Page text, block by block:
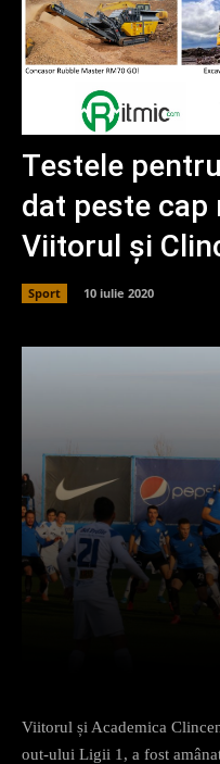
Testele
dat peste
Viitorul și
Sport 10 iulie 2020
Viitorul și Academica
out-ului Ligii 1, a fost